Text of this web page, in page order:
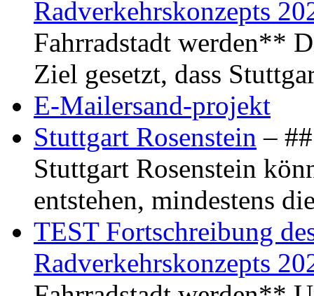
Radverkehrskonzepts
Fahrradstadt werden**
Ziel gesetzt, dass
E-Mailersand-projekt
Stuttgart Rosenstein –
Stuttgart Rosenstein
entstehen, mindestens
TEST Fortschreibung
Radverkehrskonzepts